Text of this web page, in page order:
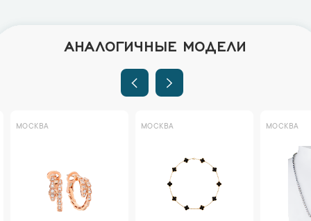
АНАЛОГИЧНЫЕ МОДЕЛИ
МОСКВА МОСКВА МОСКВА